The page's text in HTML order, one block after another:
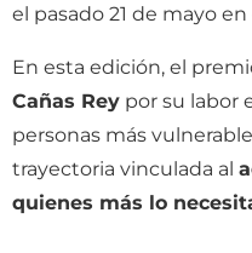
el pasado 21 de mayo
En esta edición, el
Cañas Rey por su labor
personas más
trayectoria vinculada al
quienes más lo